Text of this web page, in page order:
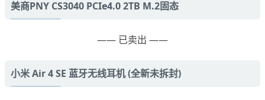
美商PNY CS3040 PCIe4.0 2TB M.2固态
—— 已卖出 ——
小米 Air 4 SE 蓝牙无线耳机 (全新未拆封)